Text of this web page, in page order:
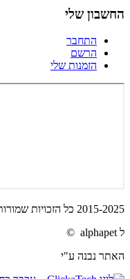
החשבון שלי
התחבר
הרשם
הזמנות שלי
2015-2025 כל הזכויות שמורות
ל alphapet ©
האתר נבנה ע"י